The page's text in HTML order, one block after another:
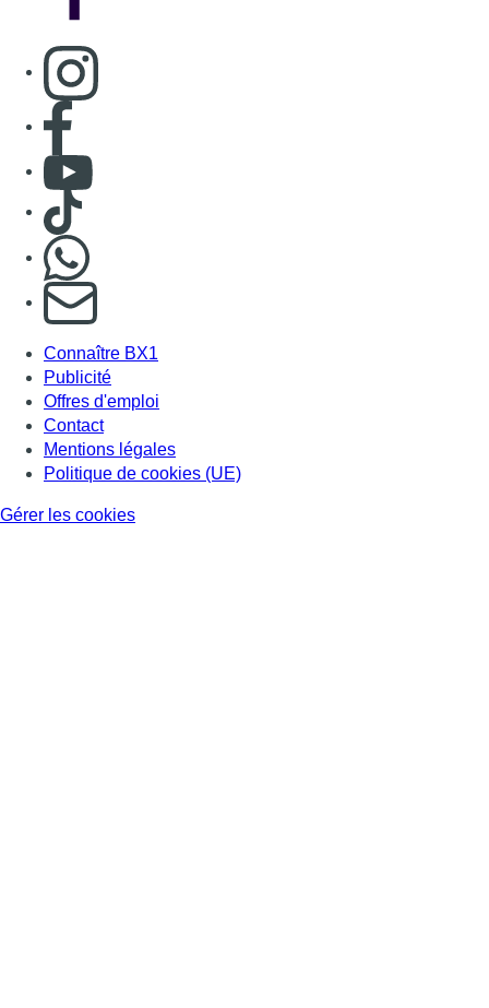
Consulter page Instagram
Consulter page Facebook
Consulter Youtube
Consulter TikTok
S'abonner à notre newsletter
Connaître BX1
Publicité
Offres d'emploi
Contact
Mentions légales
Politique de cookies (UE)
Gérer les cookies